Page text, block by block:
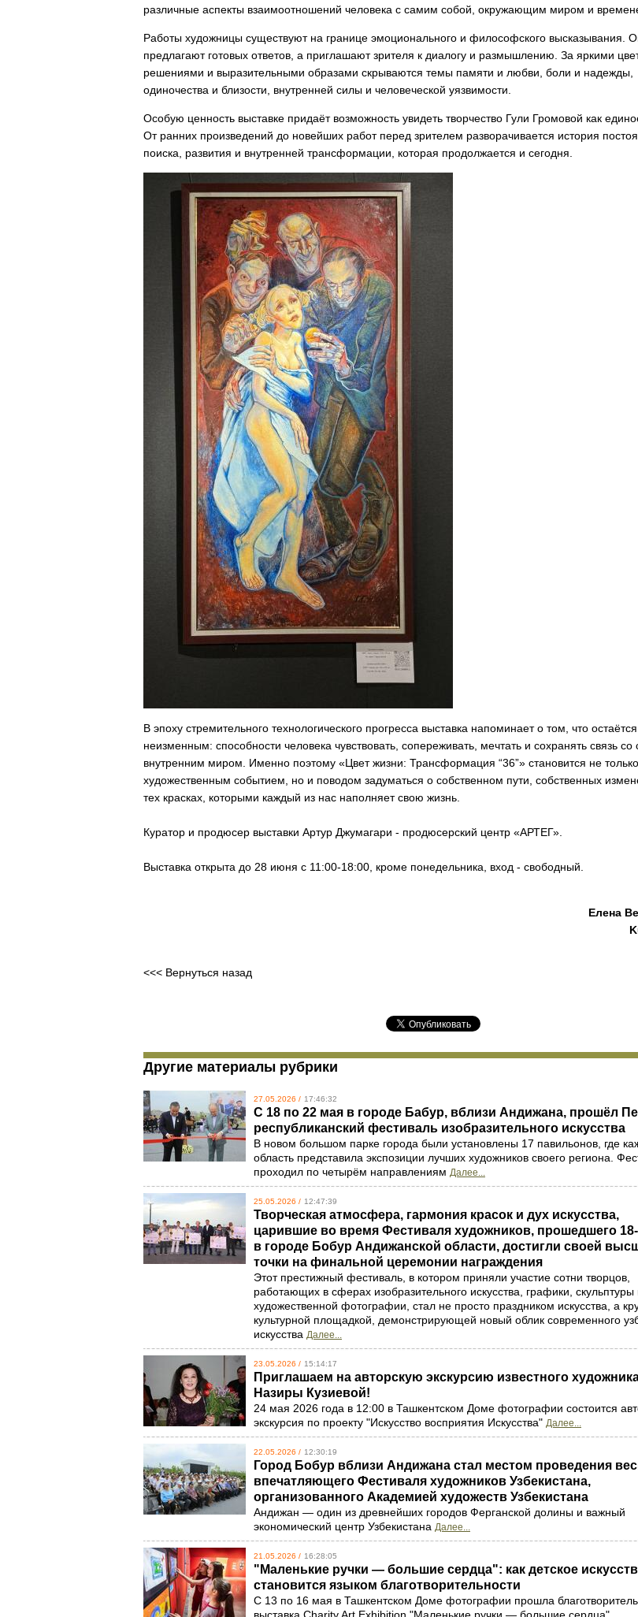
различные аспекты взаимоотношений человека с самим собой, окружающим миром и
Работы художницы существуют на границе эмоционального и философского высказывания.
предлагают готовых ответов, а приглашают зрителя к диалогу и размышлению. За яркими
решениями и выразительными образами скрываются темы памяти и любви, боли и надежды,
одиночества и близости, внутренней силы и человеческой уязвимости.
Особую ценность выставке придаёт возможность увидеть творчество Гули Громовой как
От ранних произведений до новейших работ перед зрителем разворачивается история
поиска, развития и внутренней трансформации, которая продолжается и сегодня.
В эпоху стремительного технологического прогресса выставка напоминает о том, что остаётся
неизменным: способности человека чувствовать, сопереживать, мечтать и сохранять связь со
внутренним миром. Именно поэтому «Цвет жизни: Трансформация “36”» становится не только
художественным событием, но и поводом задуматься о собственном пути, собственных
тех красках, которыми каждый из нас наполняет свою жизнь.
Куратор и продюсер выставки Артур Джумагари - продюсерский центр «АРТЕГ».
Выставка открыта до 28 июня с 11:00-18:00, кроме понедельника, вход - свободный.
Елена
<<< Вернуться назад
Другие материалы рубрики
27.05.2026 / 17:46:32
С 18 по 22 мая в городе Бабур, вблизи Андижана, прошёл
республиканский фестиваль изобразительного искусства
В новом большом парке города были установлены 17 павильонов, где
область представила экспозиции лучших художников своего региона.
проходил по четырём направлениям Далее...
25.05.2026 / 12:47:39
Творческая атмосфера, гармония красок и дух искусства,
царившие во время Фестиваля художников, прошедшего
в городе Бобур Андижанской области, достигли своей
точки на финальной церемонии награждения
Этот престижный фестиваль, в котором приняли участие сотни творцов,
работающих в сферах изобразительного искусства, графики, скульптуры
художественной фотографии, стал не просто праздником искусства, а
культурной площадкой, демонстрирующей новый облик современного
искусства Далее...
23.05.2026 / 15:14:17
Приглашаем на авторскую экскурсию известного
Назиры Кузиевой!
24 мая 2026 года в 12:00 в Ташкентском Доме фотографии состоится
экскурсия по проекту "Искусство восприятия Искусства" Далее...
22.05.2026 / 12:30:19
Город Бобур вблизи Андижана стал местом проведения
впечатляющего Фестиваля художников Узбекистана,
организованного Академией художеств Узбекистана
Андижан — один из древнейших городов Ферганской долины и важный
экономический центр Узбекистана Далее...
21.05.2026 / 16:28:05
"Маленькие ручки — большие сердца": как детское
становится языком благотворительности
С 13 по 16 мая в Ташкентском Доме фотографии прошла